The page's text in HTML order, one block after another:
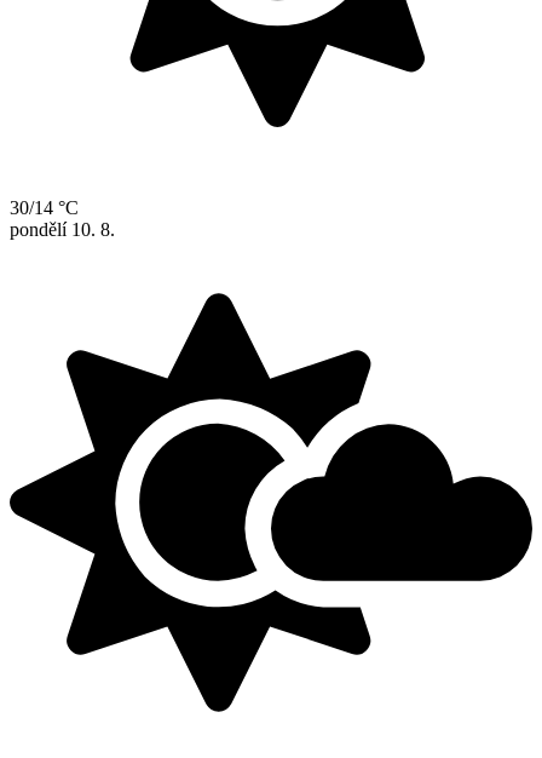
30/14 °C
pondělí 10. 8.